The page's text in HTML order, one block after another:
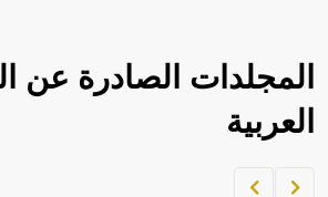
المجلدات الصادرة عن
العربية